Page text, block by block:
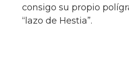
consigo su propio
“lazo de Hestia”.